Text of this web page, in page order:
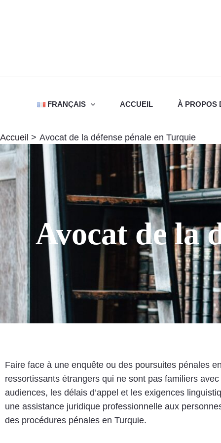
FRANÇAIS ACCUEIL À PROPOS
Accueil Avocat de la défense pénale en Turquie
Avocat de la
Faire face à une enquête ou des poursuites pénales
ressortissants étrangers qui ne sont pas familiers
audiences, les délais d’appel et les exigences
une assistance juridique professionnelle aux
des procédures pénales en Turquie.